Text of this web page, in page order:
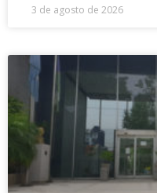
3 de agosto de 2026